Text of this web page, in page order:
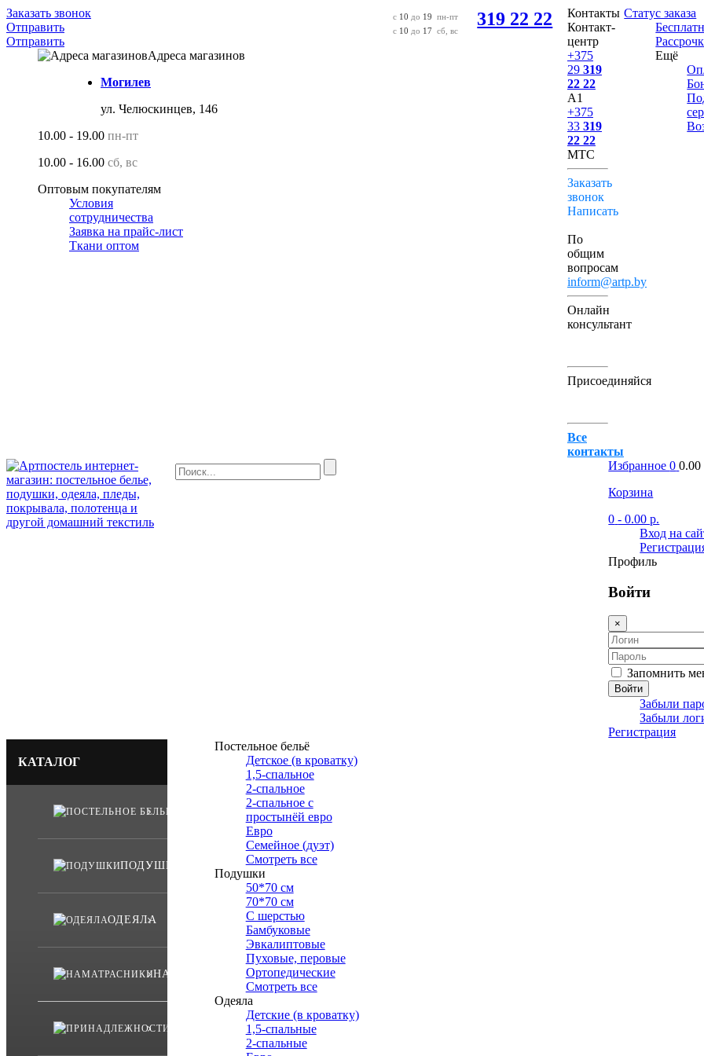
Заказать звонок
Отправить
Отправить
Адреса магазинов
Могилев
ул. Челюскинцев, 146
10.00 - 19.00 пн-пт
10.00 - 16.00 сб, вс
Оптовым покупателям
Условия
сотрудничества
Заявка на прайс-лист
Ткани оптом
с 10 до 19
пн-пт
с 10 до 17 сб, вс
319 22 22
Контакты
Контакт-
центр
+375
29 319
22 22
А1
+375
33 319
22 22
МТС
Заказать
звонок
Написать
По
общим
вопросам
inform@artp.by
Онлайн
консультант
Присоединяйся
Все
контакты
Статус заказа
Ещё
Избранное0 0.00
Корзина
0 - 0.00 р.
Вход на
Профиль
Войти
×
Запомнить
Войти
Забыли
Забыли
Регистрация
КАТАЛОГ
ПОСТЕЛЬНОЕ БЕЛЬЁ
ПОДУШКИ
ОДЕЯЛА
НАМАТРАСНИКИ
ПРИНАДЛЕЖНОСТИ
Постельное бельё
Детское (в кроватку)
1,5-спальное
2-спальное
2-спальное с
простынёй евро
Евро
Семейное (дуэт)
Смотреть все
Подушки
50*70 см
70*70 см
С шерстью
Бамбуковые
Эвкалиптовые
Пуховые, перовые
Ортопедические
Смотреть все
Одеяла
Детские (в кроватку)
1,5-спальные
2-спальные